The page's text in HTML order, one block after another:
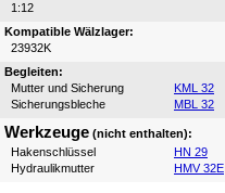
1:12
Kompatible Wälzlager:
23932K
Begleiten:
Mutter und Sicherung
KML 32
Sicherungsbleche
MBL 32
Werkzeuge (nicht enthalten):
Hakenschlüssel
HN 29
Hydraulikmutter
HMV 32E